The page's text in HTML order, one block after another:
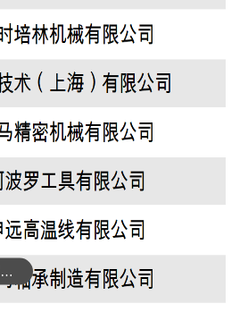
可以介绍下你们的展会吗？